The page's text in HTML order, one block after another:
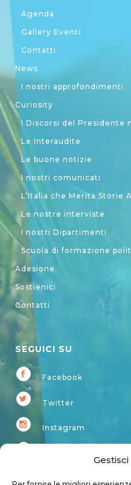
Agenda
Gallery Eventi
Contatti
News
I nostri approfondimenti
Curiosity
I Discorsi del Presidente
Le Interaudite
Le buone notizie
I nostri comunicati
L’Italia che Merita Storie
Le nostre interviste
I nostri Dipartimenti
Scuola di formazione
Adesione
Sostienici
Contatti
SEGUICI SU
Facebook
Twitter
Instagram